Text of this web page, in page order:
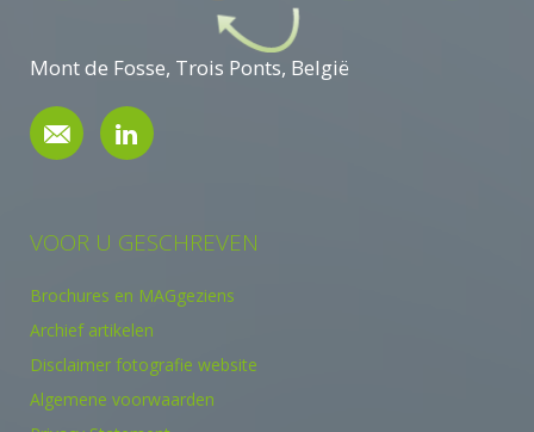
Mont de Fosse, Trois Ponts, België
VOOR U GESCHREVEN
Brochures en MAGgeziens
Archief artikelen
Disclaimer fotografie website
Algemene voorwaarden